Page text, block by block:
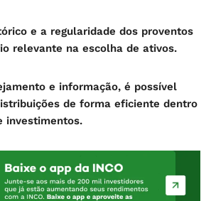
e a regularidade dos proventos
relevante na escolha de ativos.
e informação, é possível
de forma eficiente dentro
investimentos.